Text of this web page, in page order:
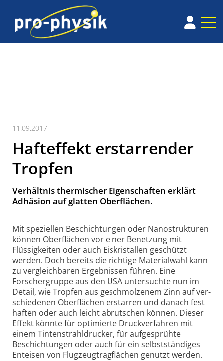
11.09.2017
Hafteffekt erstarrender
Tropfen
Verhältnis thermischer Eigenschaften erklärt
Adhäsion auf glatten Ober­flächen.
Mit speziellen Beschichtungen oder Nanostrukturen
können Ober­flächen vor einer Benetzung mit
Flüssig­keiten oder auch Eis­kristallen geschützt
werden. Doch bereits die richtige Material­wahl kann
zu ver­gleich­baren Ergeb­nissen führen. Eine
Forscher­gruppe aus den USA unter­suchte nun im
Detail, wie Tropfen aus geschmol­zenem Zinn auf ver­
schie­denen Ober­flächen erstarren und danach fest
haften oder auch leicht abrut­schen können. Dieser
Effekt könnte für opti­mierte Druck­ver­fahren mit
einem Tinten­strahl­drucker, für auf­ge­sprühte
Beschich­tungen oder auch für ein selbst­ständiges
Ent­eisen von Flug­zeug­trag­flächen genutzt werden.